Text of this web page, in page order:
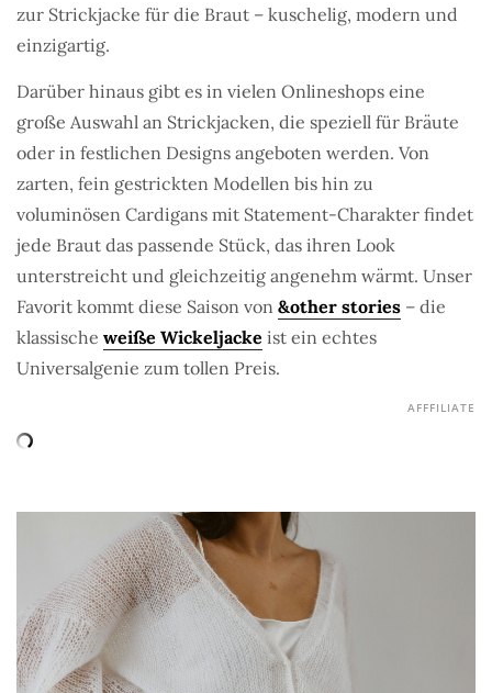
zur Strickjacke für die Braut – kuschelig, modern und
einzigartig.
Darüber hinaus gibt es in vielen Onlineshops eine
große Auswahl an Strickjacken, die speziell für Bräute
oder in festlichen Designs angeboten werden. Von
zarten, fein gestrickten Modellen bis hin zu
voluminösen Cardigans mit Statement-Charakter findet
jede Braut das passende Stück, das ihren Look
unterstreicht und gleichzeitig angenehm wärmt. Unser
Favorit kommt diese Saison von &other stories – die
klassische weiße Wickeljacke ist ein echtes
Universalgenie zum tollen Preis.
AFFFILIATE